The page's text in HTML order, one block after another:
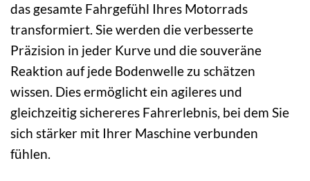
das gesamte Fahrgefühl Ihres Motorrads
transformiert. Sie werden die verbesserte
Präzision in jeder Kurve und die souveräne
Reaktion auf jede Bodenwelle zu schätzen
wissen. Dies ermöglicht ein agileres und
gleichzeitig sichereres Fahrerlebnis, bei dem Sie
sich stärker mit Ihrer Maschine verbunden
fühlen.